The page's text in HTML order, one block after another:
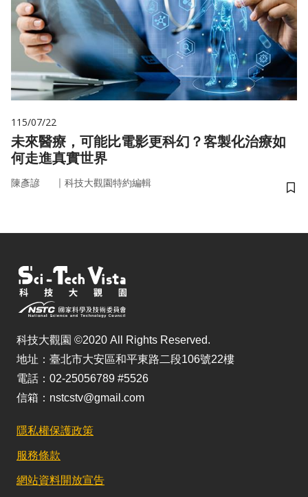
115/07/22
未來醫療，可能比電影更科幻？客製化治療如
何走進真實世界
陳彥諺 ｜ 科技大觀園特約編輯
儲
科技大觀園 ©2020 All Rights Reserved.
地址：臺北市大安區和平東路二段106號22樓
電話：02-25056789 #5526
信箱：nstcstv@gmail.com
隱私權保護政策
服務條款
網站資料開放宣告